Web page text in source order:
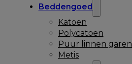
Beddengoed
Katoen
Polycatoen
Puur linnen garen
Metis